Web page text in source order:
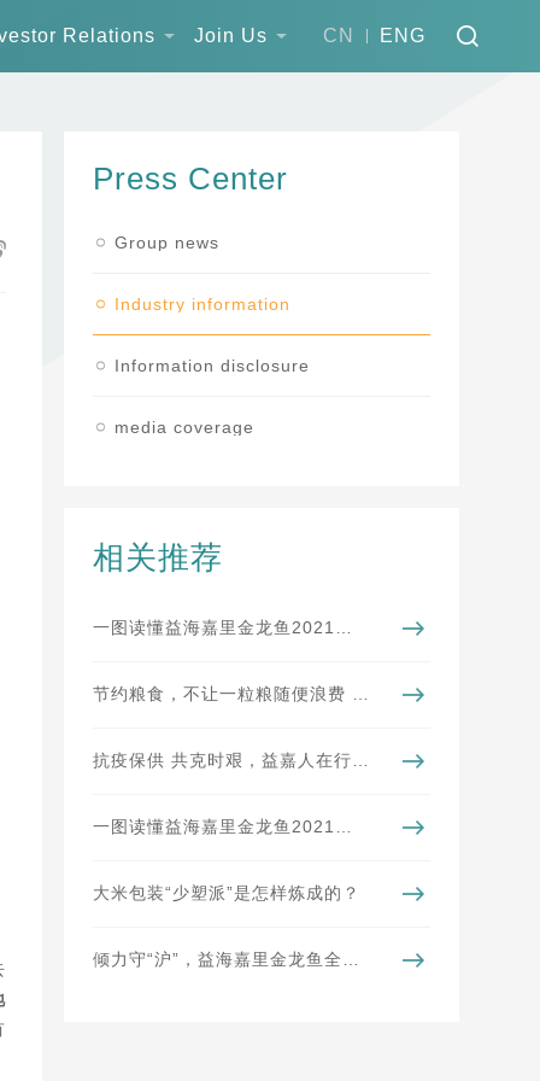
CN ENG
Relations Join Us
Press Center
Group news
Industry information
Information disclosure
media coverage
相关推荐
大米包装“少塑派”是怎样炼成的？